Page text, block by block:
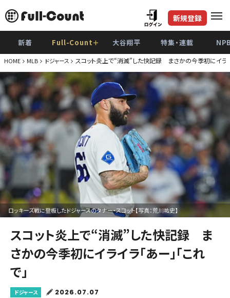
新規登録
新着 Full-Count＋ 大谷翔平 特集・連載
HOME MLB ドジャース スコット炎上で“消滅”した快記録 まさかの今季初にイライ
ロッキーズ戦に登板したドジャースのタナー・スコット【写真：荒川祐史】
スコット炎上で“消滅”した快記録 ま
さかの今季初にイライラ「あー」「これ
で」
ドジャース 2026.07.07